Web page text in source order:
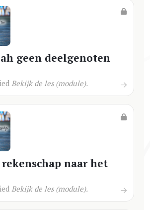
geen deelgenoten
Bekijk de les (module).
naar het
Bekijk de les (module).